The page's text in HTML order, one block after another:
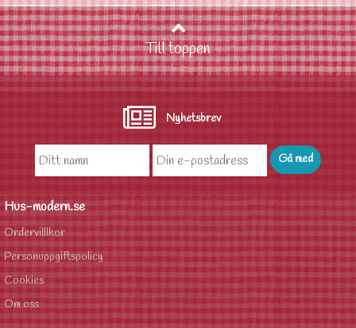
Till toppen
Nyhetsbrev
Hus-modern.se
Ordervilllkor
Personuppgiftspolicy
Cookies
Om oss